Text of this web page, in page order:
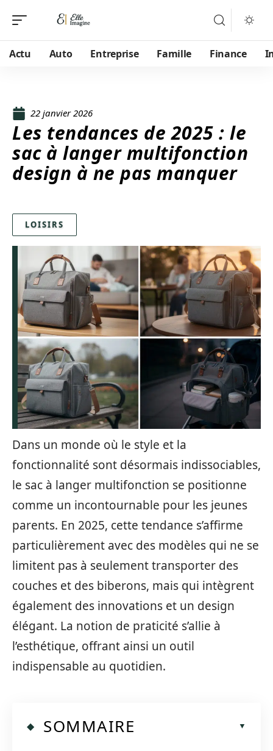
Actu Auto Entreprise Famille Finance
22 janvier 2026
Les tendances de 2025 : le
sac à langer multifonction
design à ne pas manquer
LOISIRS
Dans un monde où le style et la
fonctionnalité sont désormais indissociables,
le sac à langer multifonction se positionne
comme un incontournable pour les jeunes
parents. En 2025, cette tendance s’affirme
particulièrement avec des modèles qui ne se
limitent pas à seulement transporter des
couches et des biberons, mais qui intègrent
également des innovations et un design
élégant. La notion de praticité s’allie à
l’esthétique, offrant ainsi un outil
indispensable au quotidien.
SOMMAIRE